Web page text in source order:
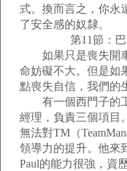
式。換而言之，你永
了安全感的奴隸。
第11節：巴菲
如果只是喪失開車
命妨礙不大。但是如
點喪失自信，我們的
有一個西門子的工
經理，負責三個項目
無法對TM（
領導力的提升。他來
Paul的能力很強，資